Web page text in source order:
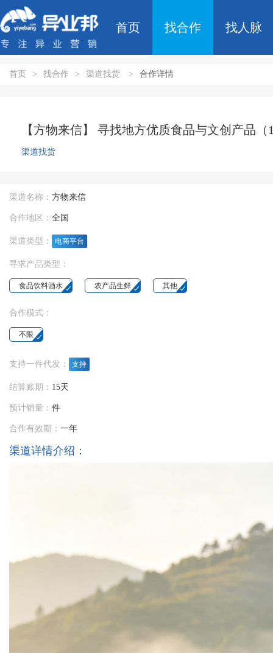
首页 找合作 找人脉
首页 > 找合作 > 渠道找货 > 合作详情
【方物来信】 寻找地方优质食品与文创产品（
渠道找货
渠道名称： 方物来信
合作地区： 全国
渠道类型： 电商平台
寻求产品类型：
食品饮料酒水 农产品生鲜 其他
合作模式：
不限
支持一件代发： 支持
结算账期： 15天
预计销量： 件
合作有效期： 一年
渠道详情介绍：